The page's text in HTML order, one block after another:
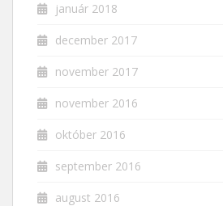
január 2018
december 2017
november 2017
november 2016
október 2016
september 2016
august 2016